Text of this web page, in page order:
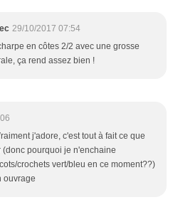
29/10/2017 07:54
en côtes 2/2 avec une grosse
ça rend assez bien !
j'adore, c'est tout à fait ce que
pourquoi je n'enchaine
crochets vert/bleu en ce moment??)
ouvrage